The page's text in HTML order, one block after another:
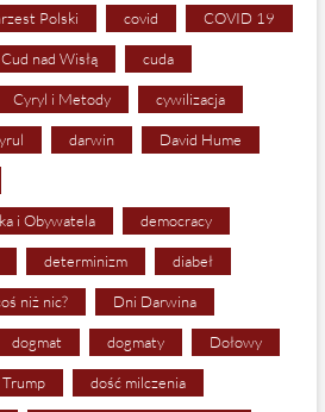
Polski covid COVID 19
Cud nad Wisłą cuda
Cyryl i Metody cywilizacja
darwin David Hume
i Obywatela democracy
determinizm diabeł
niż nic? Dni Darwina
dogmat dogmaty Dołowy
dość milczenia